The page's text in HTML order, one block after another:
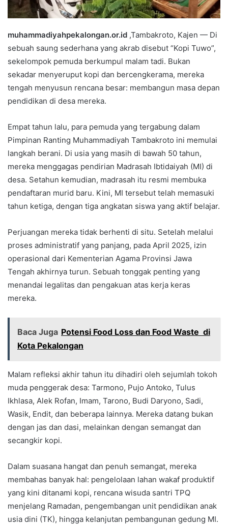
muhammadiyahpekalongan.or.id ,Tambakroto, Kajen — Di
sebuah saung sederhana yang akrab disebut “Kopi Tuwo”,
sekelompok pemuda berkumpul malam tadi. Bukan
sekadar menyeruput kopi dan bercengkerama, mereka
tengah menyusun rencana besar: membangun masa depan
pendidikan di desa mereka.
Empat tahun lalu, para pemuda yang tergabung dalam
Pimpinan Ranting Muhammadiyah Tambakroto ini memulai
langkah berani. Di usia yang masih di bawah 50 tahun,
mereka menggagas pendirian Madrasah Ibtidaiyah (MI) di
desa. Setahun kemudian, madrasah itu resmi membuka
pendaftaran murid baru. Kini, MI tersebut telah memasuki
tahun ketiga, dengan tiga angkatan siswa yang aktif belajar.
Perjuangan mereka tidak berhenti di situ. Setelah melalui
proses administratif yang panjang, pada April 2025, izin
operasional dari Kementerian Agama Provinsi Jawa
Tengah akhirnya turun. Sebuah tonggak penting yang
menandai legalitas dan pengakuan atas kerja keras
mereka.
Baca Juga Potensi Food Loss dan Food Waste di
Kota Pekalongan
Malam refleksi akhir tahun itu dihadiri oleh sejumlah tokoh
muda penggerak desa: Tarmono, Pujo Antoko, Tulus
Ikhlasa, Alek Rofan, Imam, Tarono, Budi Daryono, Sadi,
Wasik, Endit, dan beberapa lainnya. Mereka datang bukan
dengan jas dan dasi, melainkan dengan semangat dan
secangkir kopi.
Dalam suasana hangat dan penuh semangat, mereka
membahas banyak hal: pengelolaan lahan wakaf produktif
yang kini ditanami kopi, rencana wisuda santri TPQ
menjelang Ramadan, pengembangan unit pendidikan anak
usia dini (TK), hingga kelanjutan pembangunan gedung MI.